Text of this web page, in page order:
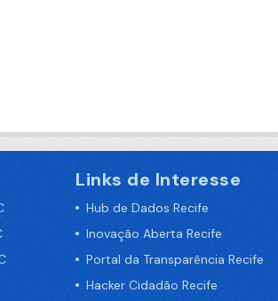
Links de Interesse
Hub de Dados Recife
Inovação Aberta Recife
Portal da Transparência Recife
Hacker Cidadão Recife